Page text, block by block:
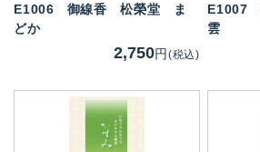
E1006
御線香 松榮堂 ま
どか
2,750円(税込)
E1007
雲